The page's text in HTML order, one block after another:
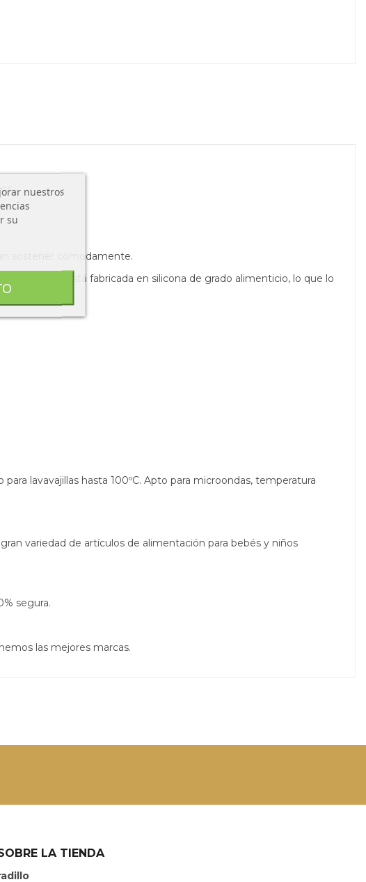
sostener cómodamente.
envase
está fabricada en silicona de grado alimenticio, lo que lo
para lavavajillas hasta 100ºC. Apto para microondas, temperatura
variedad de artículos de alimentación para bebés y niños
segura.
las mejores marcas.
LA TIENDA
nuestros
su